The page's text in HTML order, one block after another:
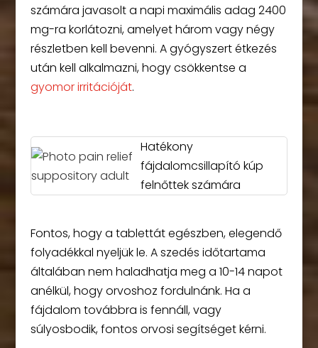
számára javasolt a napi maximális adag 2400
mg-ra korlátozni, amelyet három vagy négy
részletben kell bevenni. A gyógyszert étkezés
után kell alkalmazni, hogy csökkentse a
gyomor irritációját.
Hatékony
fájdalomcsillapító kúp
felnőttek számára
Fontos, hogy a tablettát egészben, elegendő
folyadékkal nyeljük le. A szedés időtartama
általában nem haladhatja meg a 10-14 napot
anélkül, hogy orvoshoz fordulnánk. Ha a
fájdalom továbbra is fennáll, vagy
súlyosbodik, fontos orvosi segítséget kérni.